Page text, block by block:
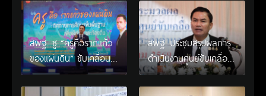
สพฐ. ชู “ครูคือรากแก้ว
ของแผ่นดิน” ขับเคลื่อน
การศึกษาชาติ เชื่อม
เทคโนโลยี-ชุมชน สร้างผู้
สพฐ. ประชุมสรุปผลการ
ดำเนินงานศูนย์ขับเคลื่อน
โครงการโรงเรียนคุณภาพ
ประจำตำบล เตรียมต่อย